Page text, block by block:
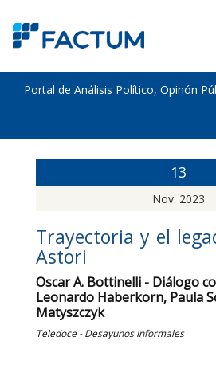
Portal de Análisis Político, Opinón
13
Nov. 2023
Trayectoria y el
Astori
Oscar A. Bottinelli - Diálogo
Leonardo Haberkorn, Paula
Matyszczyk
Teledoce - Desayunos Informales